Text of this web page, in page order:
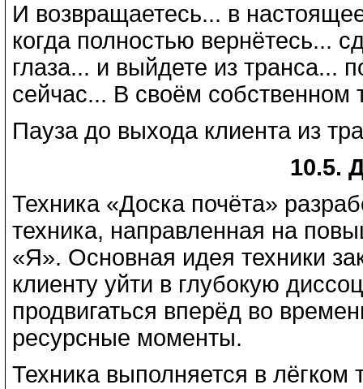
И возвращаетесь... в
когда полностью вернётесь...
глаза... и выйдете из транса...
сейчас... В своём собственном
Пауза до выхода клиента из
10.5.
Техника «Доска почёта»
техника, направленная на
«Я». Основная идея техники
клиенту уйти в глубокую
продвигаться вперёд во
ресурсные моменты.
Техника выполняется в лёгком